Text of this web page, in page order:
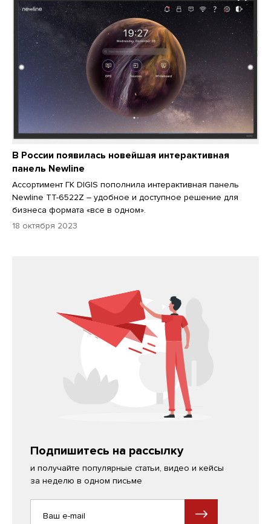
В России появилась новейшая интерактивная
панель Newline
Ассортимент ГК DIGIS пополнила интерактивная панель
Newline TT-6522Z – удобное и доступное решение для
бизнеса формата «все в одном».
18 октября 2023
Подпишитесь на рассылку
и получайте популярные статьи, видео и кейсы
за неделю в одном письме